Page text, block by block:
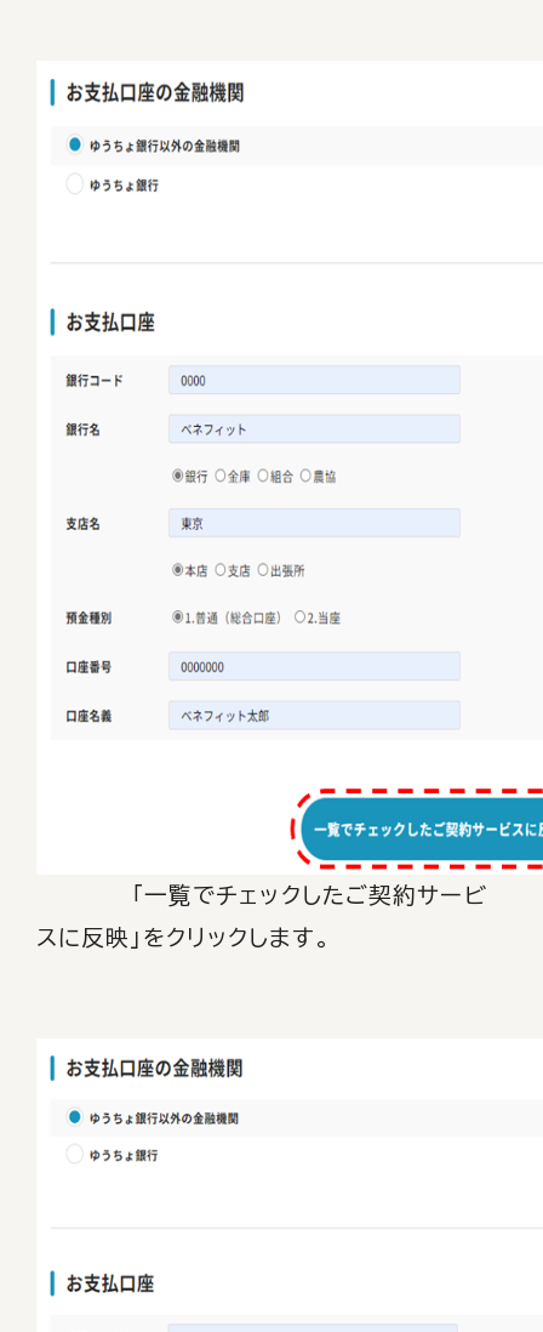
「一覧でチェックしたご契約サービ
スに反映」をクリックします。